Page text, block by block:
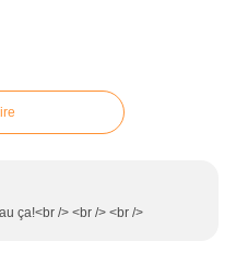
ça!<br /> <br /> <br />